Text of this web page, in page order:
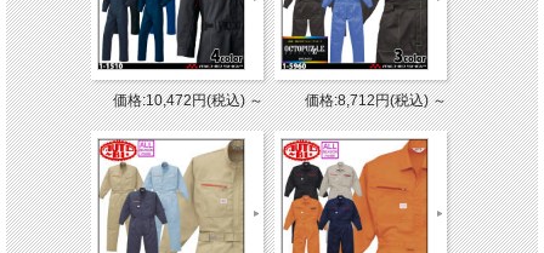
価格:10,472円(税込)～ 価格:8,712円(税込)～